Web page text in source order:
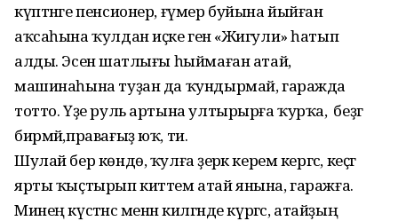
күптәнге пенсионер, ғүмер буйына йыйған
аҡсаһына ҡулдан иҫке генә «Жигули» һатып
алды. Эсенә шатлығы һыймаған атай,
машинаһына туҙан да ҡундырмай, гаражда
тотто. Үҙе руль артына ултырырға ҡурҡа, ә беҙгә
бирмәй,правағыҙ юҡ, ти.
Шулай бер көндө, ҡулға әҙерәк керем кергәс, кеҫәгә
ярты ҡыҫтырып киттем атай янына, гаражға.
Минең күс­тәнәс менән килгәнде күр­гәс, атайҙың